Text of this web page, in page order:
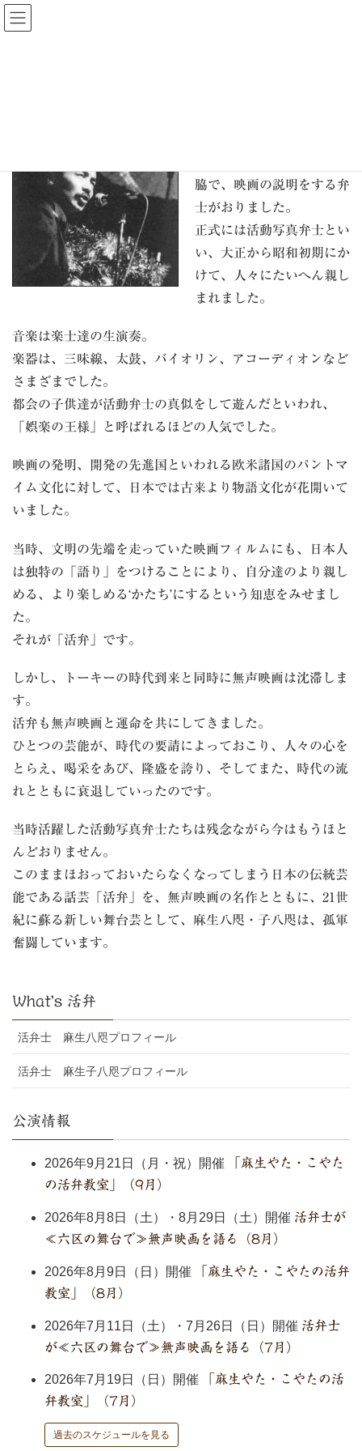
脇で、映画の説明をする弁
士がおりました。
正式には活動写真弁士とい
い、大正から昭和初期にか
けて、人々にたいへん親し
まれました。
音楽は楽士達の生演奏。
楽器は、三味線、太鼓、バイオリン、アコーディオンなど
さまざまでした。
都会の子供達が活動弁士の真似をして遊んだといわれ、
「娯楽の王様」と呼ばれるほどの人気でした。
映画の発明、開発の先進国といわれる欧米諸国のパントマ
イム文化に対して、日本では古来より物語文化が花開いて
いました。
当時、文明の先端を走っていた映画フィルムにも、日本人
は独特の「語り」をつけることにより、自分達のより親し
める、より楽しめる‘かたち’にするという知恵をみせまし
た。
それが「活弁」です。
しかし、トーキーの時代到来と同時に無声映画は沈滞しま
す。
活弁も無声映画と運命を共にしてきました。
ひとつの芸能が、時代の要請によっておこり、人々の心を
とらえ、喝采をあび、隆盛を誇り、そしてまた、時代の流
れとともに衰退していったのです。
当時活躍した活動写真弁士たちは残念ながら今はもうほと
んどおりません。
このままほおっておいたらなくなってしまう日本の伝統芸
能である話芸「活弁」を、無声映画の名作とともに、21世
紀に蘇る新しい舞台芸として、麻生八咫・子八咫は、孤軍
奮闘しています。
What’s 活弁
活弁士 麻生八咫プロフィール
活弁士 麻生子八咫プロフィール
公演情報
2026年9月21日（月・祝）開催
「麻生やた・こやた
の活弁教室」（9月）
2026年8月8日（土）・8月29日（土）開催 活弁士が
≪六区の舞台で≫無声映画を語る（8月）
2026年8月9日（日）開催
「麻生やた・こやたの活弁
教室」（8月）
2026年7月11日（土）・7月26日（日）開催 活弁士
が≪六区の舞台で≫無声映画を語る（7月）
2026年7月19日（日）開催
「麻生やた・こやたの活
弁教室」（7月）
過去のスケジュールを見る